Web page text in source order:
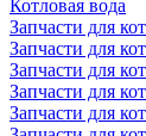
Котловая вода
Запчасти для
Запчасти для
Запчасти для
Запчасти для
Запчасти для